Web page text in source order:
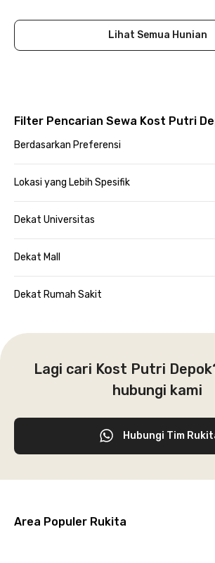
Lihat Semua Hunian
Filter Pencarian Sewa Kost Putri
Berdasarkan Preferensi
Lokasi yang Lebih Spesifik
Dekat Universitas
Dekat Mall
Dekat Rumah Sakit
Lagi cari Kost Putri
hubungi kami
Hubungi Tim
Area Populer Rukita